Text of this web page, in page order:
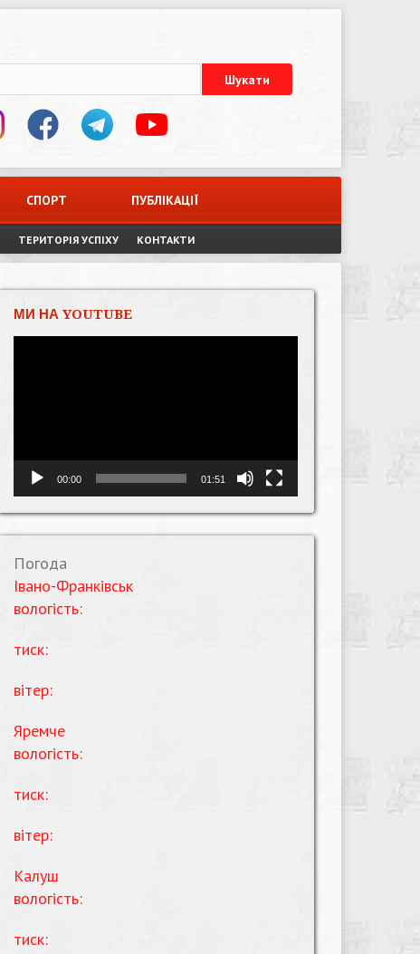
СПОРТ ПУБЛІКАЦІЇ
ТЕРИТОРІЯ УСПІХУ КОНТАКТИ
МИ НА YOUTUBE
00:00 01:51
Погода
Івано-Франківськ
вологість:
тиск:
вітер:
Яремче
вологість:
тиск:
вітер:
Калуш
вологість:
тиск: